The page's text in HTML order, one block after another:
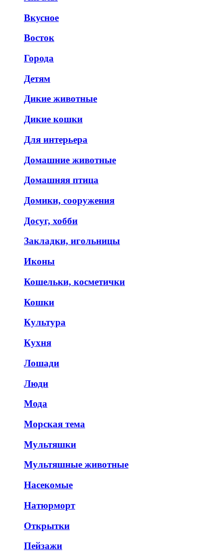
Вкусное
Восток
Города
Детям
Дикие животные
Дикие кошки
Для интерьера
Домашние животные
Домашняя птица
Домики, сооружения
Досуг, хобби
Закладки, игольницы
Иконы
Кошельки, косметички
Кошки
Культура
Кухня
Лошади
Люди
Мода
Морская тема
Мультяшки
Мультяшные животные
Насекомые
Натюрморт
Открытки
Пейзажи